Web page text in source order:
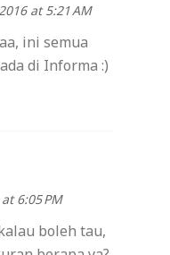
at 5:21 AM
ini semua
di Informa :)
6:05 PM
boleh tau,